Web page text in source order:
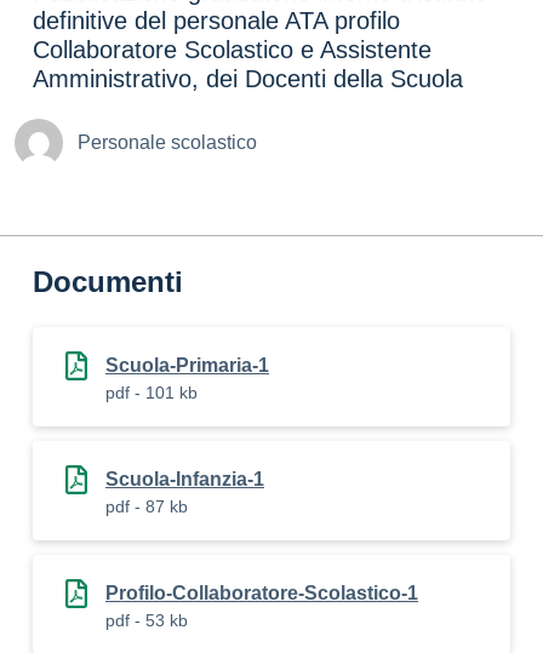
definitive del personale ATA profilo
Collaboratore Scolastico e Assistente
Amministrativo, dei Docenti della Scuola
Personale scolastico
Documenti
Scuola-Primaria-1
pdf - 101 kb
Scuola-Infanzia-1
pdf - 87 kb
Profilo-Collaboratore-Scolastico-1
pdf - 53 kb